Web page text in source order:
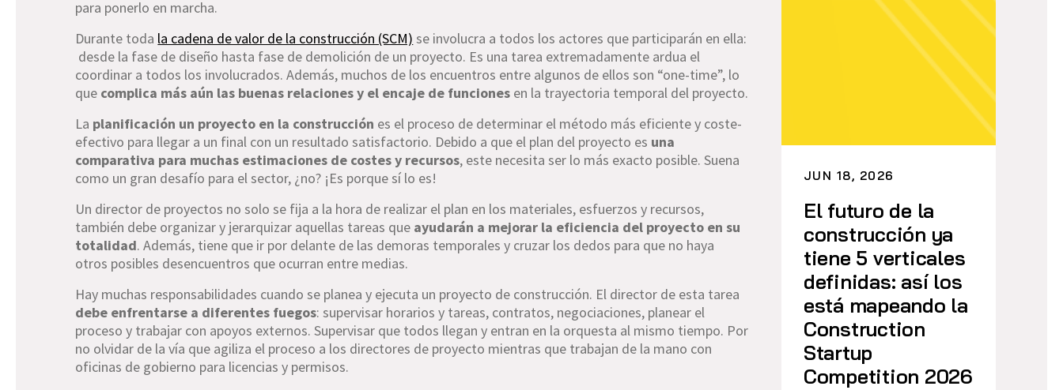
para ponerlo en marcha.
Durante toda la cadena de valor de la construcción (SCM) se involucra a todos los actores que participarán en ella:
desde la fase de diseño hasta fase de demolición de un proyecto. Es una tarea extremadamente ardua el
coordinar a todos los involucrados. Además, muchos de los encuentros entre algunos de ellos son “one-time”, lo
que complica más aún las buenas relaciones y el encaje de funciones en la trayectoria temporal del proyecto.
La planificación un proyecto en la construcción es el proceso de determinar el método más eficiente y coste-
efectivo para llegar a un final con un resultado satisfactorio. Debido a que el plan del proyecto es una
comparativa para muchas estimaciones de costes y recursos, este necesita ser lo más exacto posible. Suena
como un gran desafío para el sector, ¿no? ¡Es porque sí lo es!
Un director de proyectos no solo se fija a la hora de realizar el plan en los materiales, esfuerzos y recursos,
también debe organizar y jerarquizar aquellas tareas que ayudarán a mejorar la eficiencia del proyecto en su
totalidad. Además, tiene que ir por delante de las demoras temporales y cruzar los dedos para que no haya
otros posibles desencuentros que ocurran entre medias.
Hay muchas responsabilidades cuando se planea y ejecuta un proyecto de construcción. El director de esta tarea
debe enfrentarse a diferentes fuegos: supervisar horarios y tareas, contratos, negociaciones, planear el
proceso y trabajar con apoyos externos. Supervisar que todos llegan y entran en la orquesta al mismo tiempo. Por
no olvidar de la vía que agiliza el proceso a los directores de proyecto mientras que trabajan de la mano con
oficinas de gobierno para licencias y permisos.
JUN 18, 2026
El futuro de la
construcción ya
tiene 5 verticales
definidas: así los
está mapeando la
Construction
Startup
Competition 2026